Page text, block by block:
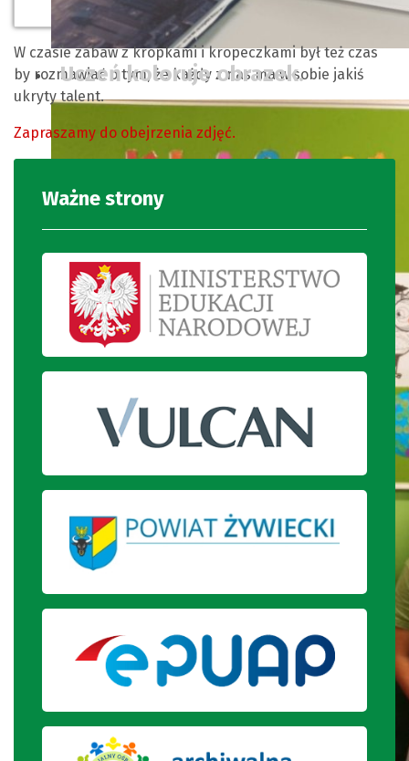
Uczeń koloruje obrazek.
W czasie zabaw z kropkami i kropeczkami był też czas
by rozmawiać o tym, że każdy z nas ma w sobie jakiś
ukryty talent.
Zapraszamy do obejrzenia zdjęć.
Ważne strony